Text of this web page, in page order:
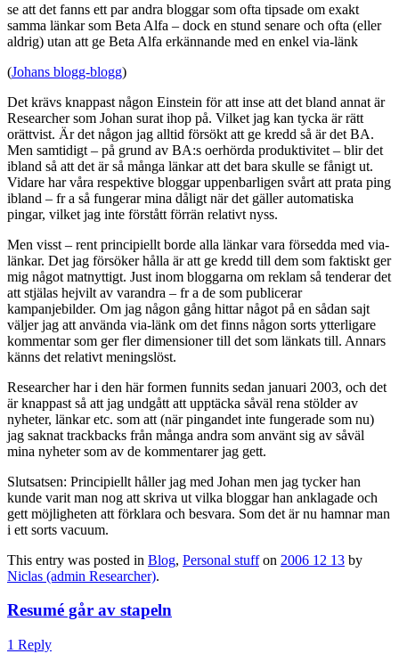
se att det fanns ett par andra bloggar som ofta tipsade om exakt
samma länkar som Beta Alfa – dock en stund senare och ofta (eller
aldrig) utan att ge Beta Alfa erkännande med en enkel via-länk
(Johans blogg-blogg)
Det krävs knappast någon Einstein för att inse att det bland annat är
Researcher som Johan surat ihop på. Vilket jag kan tycka är rätt
orättvist. Är det någon jag alltid försökt att ge kredd så är det BA.
Men samtidigt – på grund av BA:s oerhörda produktivitet – blir det
ibland så att det är så många länkar att det bara skulle se fånigt ut.
Vidare har våra respektive bloggar uppenbarligen svårt att prata ping
ibland – fr a så fungerar mina dåligt när det gäller automatiska
pingar, vilket jag inte förstått förrän relativt nyss.
Men visst – rent principiellt borde alla länkar vara försedda med via-
länkar. Det jag försöker hålla är att ge kredd till dem som faktiskt ger
mig något matnyttigt. Just inom bloggarna om reklam så tenderar det
att stjälas hejvilt av varandra – fr a de som publicerar
kampanjebilder. Om jag någon gång hittar något på en sådan sajt
väljer jag att använda via-länk om det finns någon sorts ytterligare
kommentar som ger fler dimensioner till det som länkats till. Annars
känns det relativt meningslöst.
Researcher har i den här formen funnits sedan januari 2003, och det
är knappast så att jag undgått att upptäcka såväl rena stölder av
nyheter, länkar etc. som att (när pingandet inte fungerade som nu)
jag saknat trackbacks från många andra som använt sig av såväl
mina nyheter som av de kommentarer jag gett.
Slutsatsen: Principiellt håller jag med Johan men jag tycker han
kunde varit man nog att skriva ut vilka bloggar han anklagade och
gett möjligheten att förklara och besvara. Som det är nu hamnar man
i ett sorts vacuum.
This entry was posted in Blog, Personal stuffon 2006 12 13 by
Niclas (admin Researcher).
Resumé går av stapeln
1 Reply